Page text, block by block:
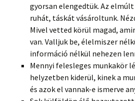
gyorsan elengedtük. Az
ruhát, táskát vásároltunk.
Mivel vetted körül magad,
van. Valljuk be, élelmiszer
információ nélkül nehezen
Mennyi felesleges munkakör
helyzetben kiderül, kinek a
és azok el vannak-e ismerve